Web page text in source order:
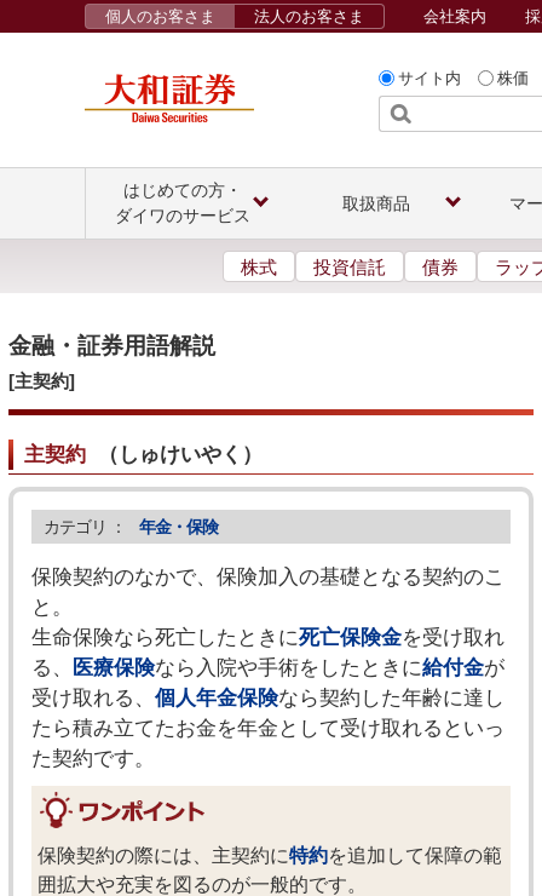
サイト内 株価
個人のお客さま 法人のお客さま 会社案内
はじめての方・
ダイワのサービス
取扱商品 マ
株式 投資信託 債券 ラッ
金融・証券用語解説
[主契約]
主契約（ しゅけいやく ）
カテゴリ ： 年金・保険
保険契約のなかで、保険加入の基礎となる契約のこ
と。
生命保険なら死亡したときに死亡保険金を受け取れ
る、
医療保険なら入院や手術をしたときに給付金が
受け取れる、 個人年金保険なら契約した年齢に達し
たら積み立てたお金を年金として受け取れるといっ
た契約です。
保険契約の際には、主契約に特約を追加して保障の範
囲拡大や充実を図るのが一般的です。